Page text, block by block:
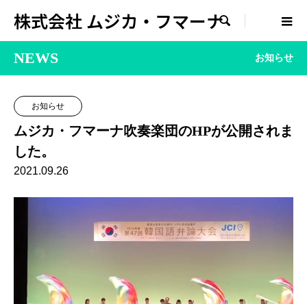
株式会社 ムジカ・フマーナ
NEWS お知らせ
お知らせ
ムジカ・フマーナ吹奏楽団のHPが公開されま
した。
2021.09.26